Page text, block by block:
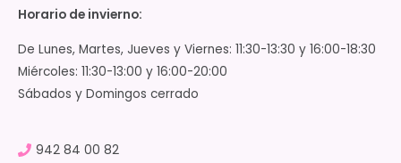
Horario de invierno:
De Lunes, Martes, Jueves y Viernes: 11:30-13:30 y 16:00-18:30
Miércoles: 11:30-13:00 y 16:00-20:00
Sábados y Domingos cerrado
942 84 00 82